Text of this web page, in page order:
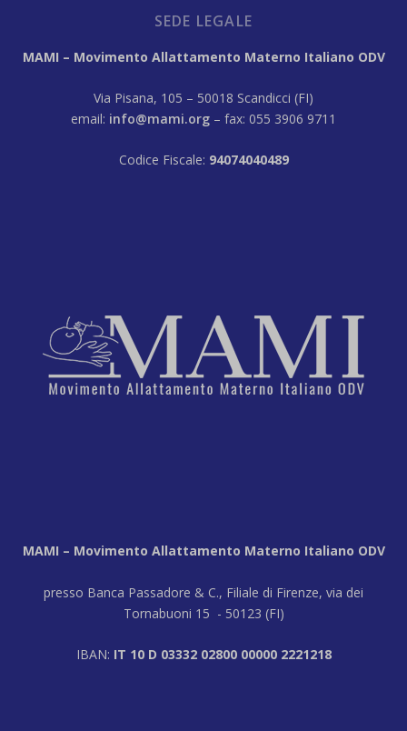
SEDE LEGALE
MAMI – Movimento Allattamento Materno Italiano ODV
Via Pisana, 105 – 50018 Scandicci (FI)
email: info@mami.org – fax: 055 3906 9711
Codice Fiscale: 94074040489
MAMI – Movimento Allattamento Materno Italiano ODV
presso Banca Passadore & C., Filiale di Firenze, via dei
Tornabuoni 15 - 50123 (FI)
IBAN: IT 10 D 03332 02800 00000 2221218